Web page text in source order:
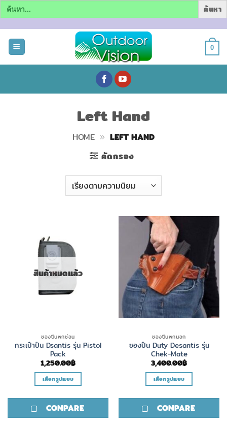
Search
for:
0
Left Hand
HOME » LEFT HAND
คัดกรอง
สินค้าหมดแล้ว
ซองปืนพกซ่อน
กระเป๋าปืน Dsantis รุ่น Pistol
Pack
1,250.00฿
เลือกรูปแบบ
product
has
COMPARE
ซองปืนพกนอก
ซองปืน Duty Desantis รุ่น
Chek-Mate
3,400.00฿
เลือกรูปแบบ
product
has
COMPARE